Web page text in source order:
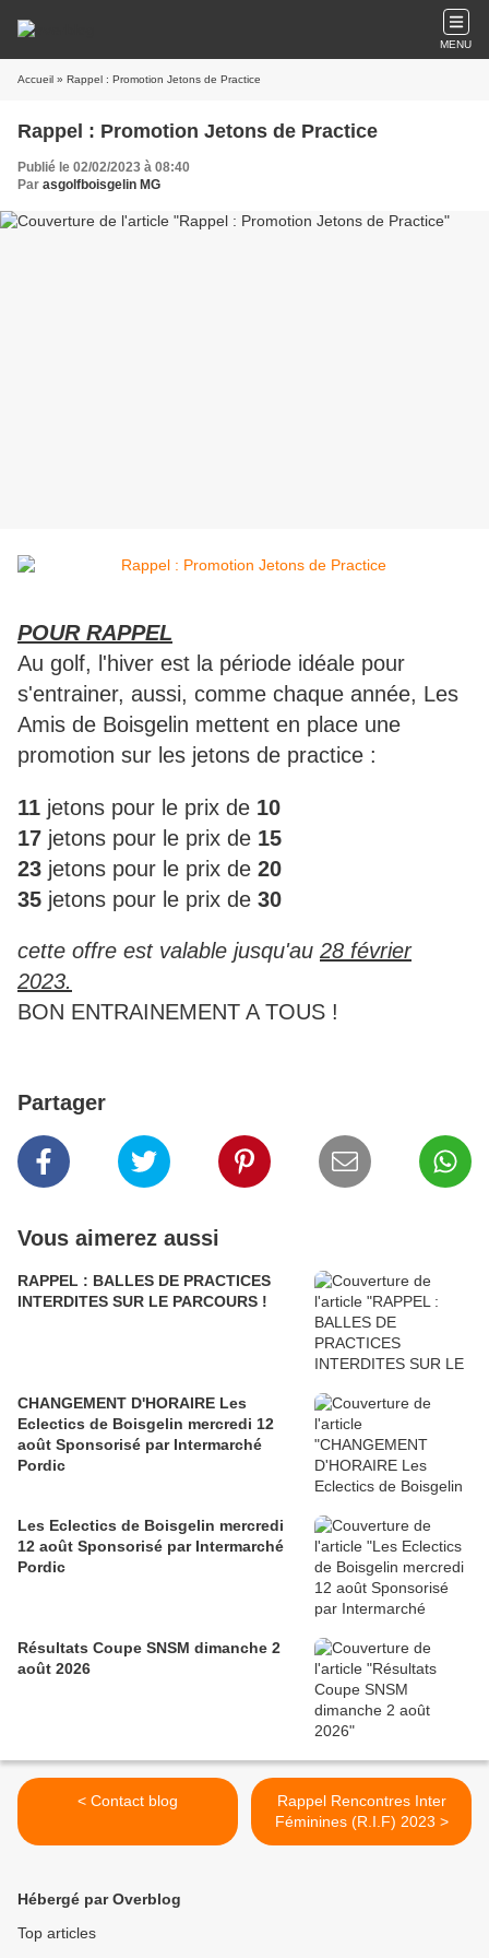
MENU
Accueil » Rappel : Promotion Jetons de Practice
Rappel : Promotion Jetons de Practice
Publié le 02/02/2023 à 08:40
Par asgolfboisgelin MG
POUR RAPPEL
Au golf, l'hiver est la période idéale pour
s'entrainer, aussi, comme chaque année, Les
Amis de Boisgelin mettent en place une
promotion sur les jetons de practice :
11 jetons pour le prix de 10
17 jetons pour le prix de 15
23 jetons pour le prix de 20
35 jetons pour le prix de 30
cette offre est valable jusqu'au 28 février
2023.
BON ENTRAINEMENT A TOUS !
Partager
Vous aimerez aussi
RAPPEL : BALLES DE PRACTICES
INTERDITES SUR LE PARCOURS !
CHANGEMENT D'HORAIRE Les
Eclectics de Boisgelin mercredi 12
août Sponsorisé par Intermarché
Pordic
Les Eclectics de Boisgelin mercredi
12 août Sponsorisé par Intermarché
Pordic
Résultats Coupe SNSM dimanche 2
août 2026
< Contact blog
Rappel Rencontres Inter
Féminines (R.I.F) 2023 >
Hébergé par Overblog
Top articles